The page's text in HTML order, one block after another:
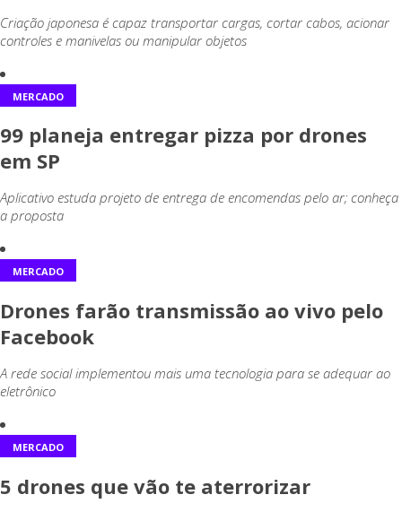
Criação japonesa é capaz transportar cargas, cortar cabos, acionar
controles e manivelas ou manipular objetos
MERCADO
99 planeja entregar pizza por drones
em SP
Aplicativo estuda projeto de entrega de encomendas pelo ar; conheça
a proposta
MERCADO
Drones farão transmissão ao vivo pelo
Facebook
A rede social implementou mais uma tecnologia para se adequar ao
eletrônico
MERCADO
5 drones que vão te aterrorizar